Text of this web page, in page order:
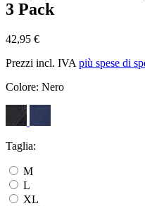
3 Pack
42,95 €
Prezzi incl. IVA più spese di
Colore: Nero
Taglia:
M
L
XL